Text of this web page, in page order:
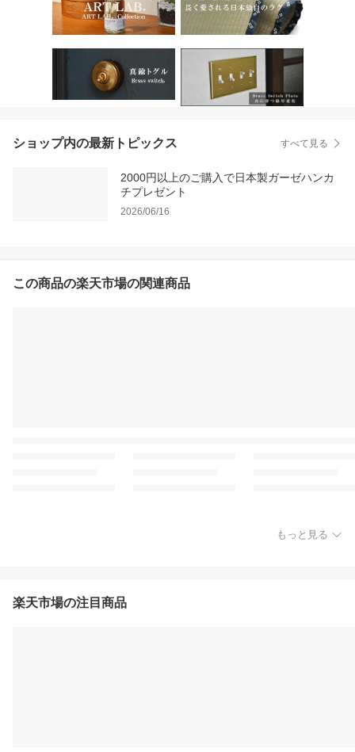
ショップ内の最新トピックス すべて見る
2000円以上のご購入で日本製ガーゼハンカ
チプレゼント
2026/06/16
この商品の楽天市場の関連商品
もっと見る
楽天市場の注目商品